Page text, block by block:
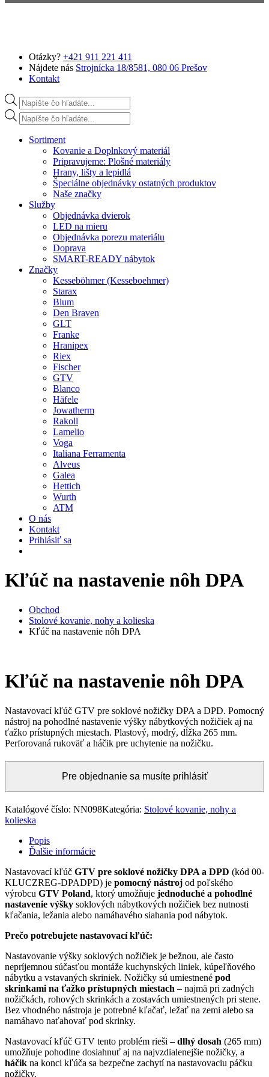
Otázky? +421 911 221 411
Nájdete nás Strojnícka 18/8581, 080 06 Prešov
Kontakt
Products search
Products search
Sortiment
Kovanie a Doplnkový materiál
Pripravujeme: Plošné materiály
Hrany, lišty a lepidlá
Špeciálne objednávky ostatných produktov
Naše značky
Služby
Objednávka dvierok
LED na mieru
Objednávka porezu materiálu
Doprava
SMART-READY nábytok
Značky
Kesseböhmer (Kesseboehmer)
Starax
Blum
Den Braven
GLT
Franke
Hranipex
Riex
Fischer
GTV
Blanco
Häfele
Jowatherm
Rakoll
Lamelio
Voga
Italiana Ferramenta
Alveus
Galea
Hettich
Wurth
ATM
O nás
Kontakt
Prihlásiť sa
Kľúč na nastavenie nôh DPA
Obchod
Stolové kovanie, nohy a kolieska
Kľúč na nastavenie nôh DPA
Kľúč na nastavenie nôh DPA
Nastavovací kľúč GTV pre soklové nožičky DPA a DPD. Pomocný
nástroj na pohodlné nastavenie výšky nábytkových nožičiek aj na
ťažko prístupných miestach. Plastový, modrý, dĺžka 265 mm.
Perforovaná rukoväť a háčik pre uchytenie na nožičku.
Pre objednanie sa musíte prihlásiť
Katalógové číslo: NN098Kategória: Stolové kovanie, nohy a
kolieska
Popis
Ďalšie informácie
Nastavovací kľúč GTV pre soklové nožičky DPA a DPD (kód 00-
KLUCZREG-DPADPD) je pomocný nástroj od poľského
výrobcu GTV Poland, ktorý umožňuje jednoduché a pohodlné
nastavenie výšky soklových nábytkových nožičiek bez nutnosti
kľačania, ležania alebo namáhavého siahania pod nábytok.
Prečo potrebujete nastavovací kľúč:
Nastavovanie výšky soklových nožičiek je bežnou, ale často
nepríjemnou súčasťou montáže kuchynských liniek, kúpeľňového
nábytku a vstavaných skriniek. Nožičky sú umiestnené pod
skrinkami na ťažko prístupných miestach – najmä pri zadných
nožičkách, rohových skrinkách a zostavách umiestnených pri stene.
Bez vhodného nástroja je potrebné kľačať, ležať na zemi alebo sa
namáhavo naťahovať pod skrinky.
Nastavovací kľúč GTV tento problém rieši – dlhý dosah (265 mm)
umožňuje pohodlne dosiahnuť aj na najvzdialenejšie nožičky, a
háčik na konci kľúča sa bezpečne zachytí na nastavovaciu páčku
nožičky.